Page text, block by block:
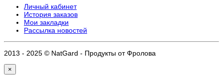
Личный кабинет
История заказов
Мои закладки
Рассылка новостей
2013 - 2025 © NatGard - Продукты от Фролова
×